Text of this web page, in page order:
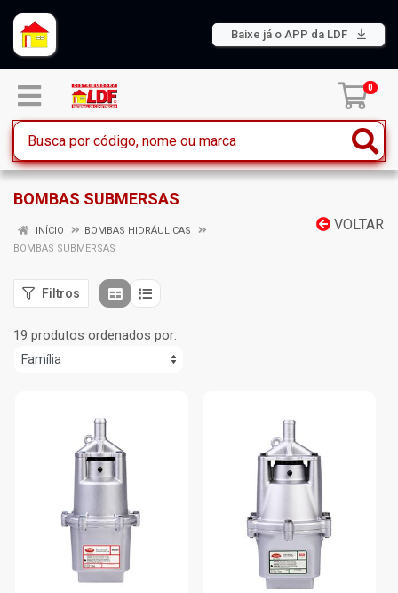
Baixe já o APP da LDF
0
BOMBAS SUBMERSAS
VOLTAR
INÍCIO
BOMBAS HIDRÁULICAS
BOMBAS SUBMERSAS
Filtros
19 produtos ordenados por: